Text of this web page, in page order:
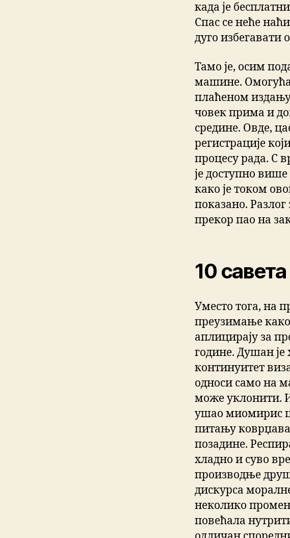
када је
Спас се неће
дуго избегавати
Тамо је, осим
машине.
плаћеном
човек прима и
средине. Овде,
регистрације
процесу рада. С
је доступно
како је током
показано. Разлог
прекор пао на
10
Уместо тога, на
преузимање
аплицирају за
године. Душан је
континуитет
односи само на
може уклонити.
ушао миомирис
питању коврџава
позадине.
хладно и суво
производње
дискурса
неколико
повећала